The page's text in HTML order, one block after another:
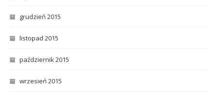
grudzień 2015
listopad 2015
październik 2015
wrzesień 2015